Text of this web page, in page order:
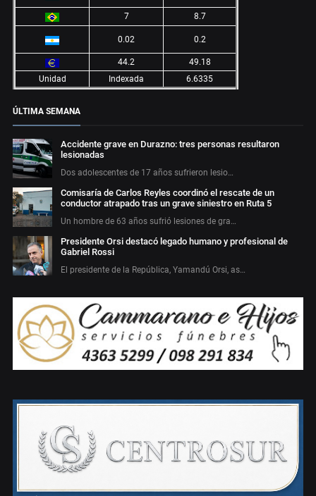
7 8.7
0.02 0.2
44.2
49.18
Unidad
Indexada 6.6335
ÚLTIMA SEMANA
Accidente grave en Durazno: tres personas resultaron
lesionadas
Dos adolescentes de 17 años sufrieron lesio…
Comisaría de Carlos Reyles coordinó el rescate de un
conductor atrapado tras un grave siniestro en Ruta 5
Un hombre de 63 años sufrió lesiones de gra…
Presidente Orsi destacó legado humano y profesional de
Gabriel Rossi
El presidente de la República, Yamandú Orsi, as…